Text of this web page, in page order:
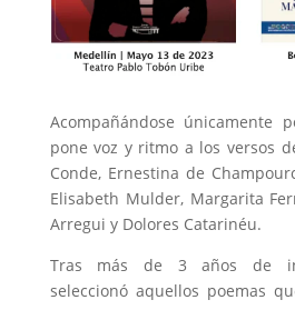
Acompañándose únicamente
pone voz y ritmo a los versos
Conde, Ernestina de
Elisabeth Mulder, Margarita
Arregui y Dolores Catarinéu.
Tras más de 3 años de
seleccionó aquellos poemas